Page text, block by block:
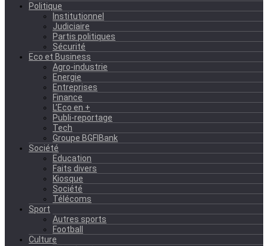
Politique
Institutionnel
Judiciaire
Partis politiques
Sécurité
Eco et Business
Agro-industrie
Energie
Entreprises
Finance
L’Eco en +
Publi-reportage
Tech
Groupe BGFIBank
Société
Education
Faits divers
Kiosque
Société
Télécoms
Sport
Autres sports
Football
Culture